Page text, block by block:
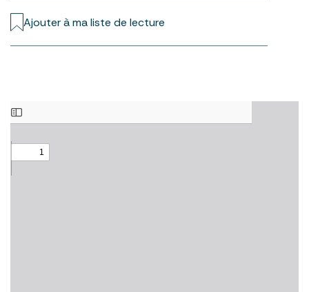
Ajouter à ma liste de lecture